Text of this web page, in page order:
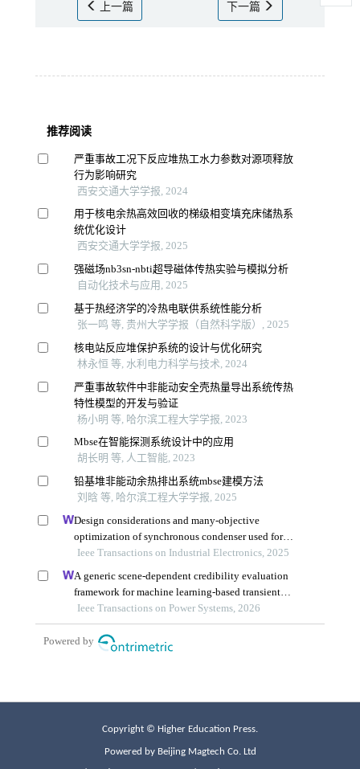
上一篇 下一篇
Copyright © Higher Education Press.
Powered by Beijing Magtech Co. Ltd